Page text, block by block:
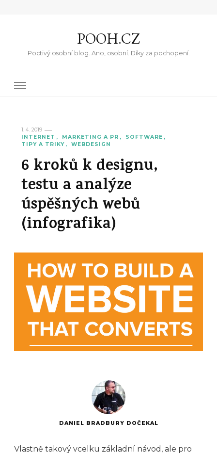
POOH.CZ
Poctivý osobní blog. Ano, osobní. Díky za pochopení.
1. 4. 2019
INTERNET
MARKETING A PR
SOFTWARE
TIPY A TRIKY
WEBDESIGN
6 kroků k designu,
testu a analýze
úspěšných webů
(infografika)
DANIEL BRADBURY DOČEKAL
Vlastně takový vcelku základní návod, ale pro